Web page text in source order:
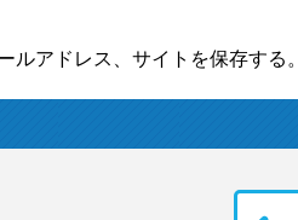
アドレス、サイトを保存する。